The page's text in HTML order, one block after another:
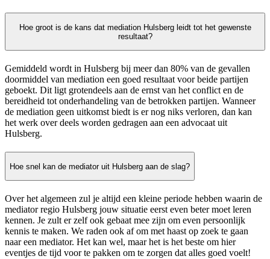
Hoe groot is de kans dat mediation Hulsberg leidt tot het gewenste
resultaat?
Gemiddeld wordt in Hulsberg bij meer dan 80% van de gevallen
doormiddel van mediation een goed resultaat voor beide partijen
geboekt. Dit ligt grotendeels aan de ernst van het conflict en de
bereidheid tot onderhandeling van de betrokken partijen. Wanneer
de mediation geen uitkomst biedt is er nog niks verloren, dan kan
het werk over deels worden gedragen aan een advocaat uit
Hulsberg.
Hoe snel kan de mediator uit Hulsberg aan de slag?
Over het algemeen zul je altijd een kleine periode hebben waarin de
mediator regio Hulsberg jouw situatie eerst even beter moet leren
kennen. Je zult er zelf ook gebaat mee zijn om even persoonlijk
kennis te maken. We raden ook af om met haast op zoek te gaan
naar een mediator. Het kan wel, maar het is het beste om hier
eventjes de tijd voor te pakken om te zorgen dat alles goed voelt!